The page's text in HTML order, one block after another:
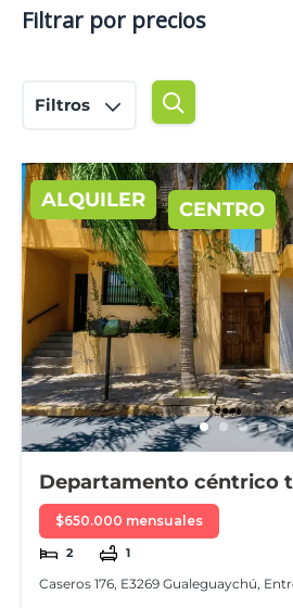
Filtrar por precios
Filtros
ALQUILER CENTRO
Departamento céntrico
amueblado
$650.000 mensuales
2 1
Caseros 176, E3269 Gualeguaychú,